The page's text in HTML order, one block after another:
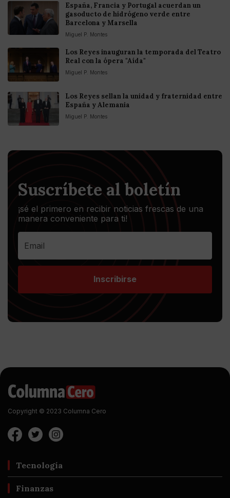
España, Francia y Portugal acuerdan un
gasoducto de hidrógeno verde entre
Barcelona y Marsella
Miguel P. Montes
Los Reyes inauguran la temporada del Teatro
Real con la ópera "Aída"
Miguel P. Montes
Los Reyes sellan la unidad y fraternidad entre
España y Alemania
Miguel P. Montes
Suscríbete al boletín
¡sé el primero en recibir noticias frescas de una
manera conveniente para ti!
Inscribirse
Copyright © 2023 Columna Cero
Tecnología
Finanzas